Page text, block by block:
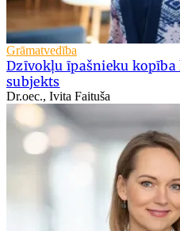
Grāmatvedība
Dzīvokļu īpašnieku
subjekts
Dr.oec., Ivita Faituša